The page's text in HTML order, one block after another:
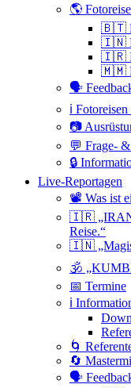
🌎
🇧🇹
🇮🇳
🇮🇷
🇲🇲
🗣
ℹ️
📷
💬 Frage-
🔒
Live-Reportagen
📽 Was ist
🇮🇷 „IRAN
Reise.“
🇮🇳
🕉
📅 Termine
ℹ️
🌀
🔄
🗣